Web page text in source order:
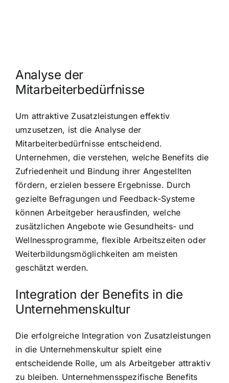
Analyse der
Mitarbeiterbedürfnisse
Um attraktive Zusatzleistungen effektiv
umzusetzen, ist die Analyse der
Mitarbeiterbedürfnisse entscheidend.
Unternehmen, die verstehen, welche Benefits die
Zufriedenheit und Bindung ihrer Angestellten
fördern, erzielen bessere Ergebnisse. Durch
gezielte Befragungen und Feedback-Systeme
können Arbeitgeber herausfinden, welche
zusätzlichen Angebote wie Gesundheits- und
Wellnessprogramme, flexible Arbeitszeiten oder
Weiterbildungsmöglichkeiten am meisten
geschätzt werden.
Integration der Benefits in die
Unternehmenskultur
Die erfolgreiche Integration von Zusatzleistungen
in die Unternehmenskultur spielt eine
entscheidende Rolle, um als Arbeitgeber attraktiv
zu bleiben. Unternehmensspezifische Benefits